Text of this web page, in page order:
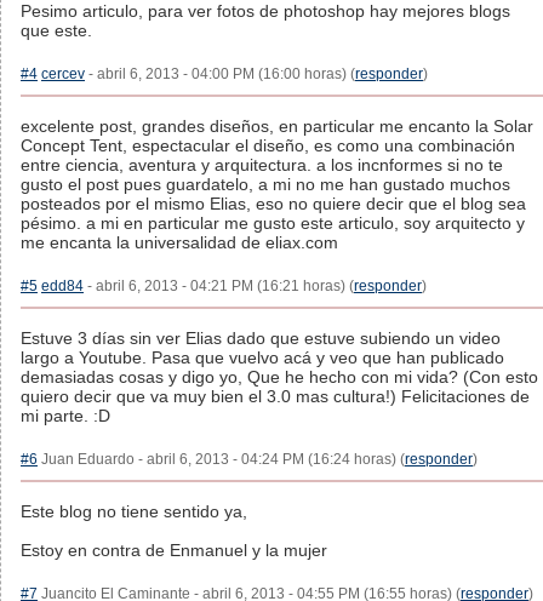
Pesimo articulo, para ver fotos de photoshop hay mejores blogs
que este.
#4 cercev - abril 6, 2013 - 04:00 PM (16:00 horas) (responder)
excelente post, grandes diseños, en particular me encanto la Solar
Concept Tent, espectacular el diseño, es como una combinación
entre ciencia, aventura y arquitectura. a los incnformes si no te
gusto el post pues guardatelo, a mi no me han gustado muchos
posteados por el mismo Elias, eso no quiere decir que el blog sea
pésimo. a mi en particular me gusto este articulo, soy arquitecto y
me encanta la universalidad de eliax.com
#5 edd84 - abril 6, 2013 - 04:21 PM (16:21 horas) (responder)
Estuve 3 días sin ver Elias dado que estuve subiendo un video
largo a Youtube. Pasa que vuelvo acá y veo que han publicado
demasiadas cosas y digo yo, Que he hecho con mi vida? (Con esto
quiero decir que va muy bien el 3.0 mas cultura!) Felicitaciones de
mi parte. :D
#6 Juan Eduardo - abril 6, 2013 - 04:24 PM (16:24 horas) (responder)
Este blog no tiene sentido ya,
Estoy en contra de Enmanuel y la mujer
#7 Juancito El Caminante - abril 6, 2013 - 04:55 PM (16:55 horas) (responder)